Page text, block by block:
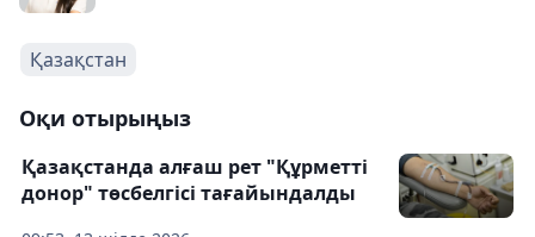
Қазақстан
Оқи отырыңыз
Қазақстанда алғаш рет "Құрметті
донор" төсбелгісі тағайындалды